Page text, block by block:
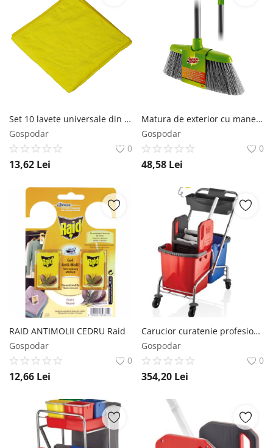
Set 10 lavete universale din microfibra 30 x 30 cm Galben AQAS
Gospodar
0
13,62 Lei
Matura de exterior cu maner metalic Scotch-Brite Scotch-Brite
Gospodar
0
48,58 Lei
RAID ANTIMOLII CEDRU Raid
Gospodar
0
12,66 Lei
Carucior curatenie profesional Duo Cromat AQAS AQAS
Gospodar
0
354,20 Lei